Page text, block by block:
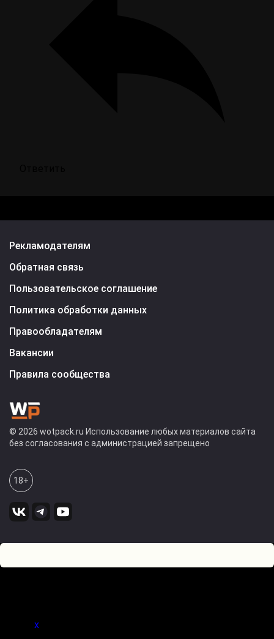
Рекламодателям
Обратная связь
Пользовательское соглашение
Политика обработки данных
Правообладателям
Вакансии
Правила сообщества
© 2026 wotpack.ru Использование любых материалов сайта
без согласования с администрацией запрещено
18+
x